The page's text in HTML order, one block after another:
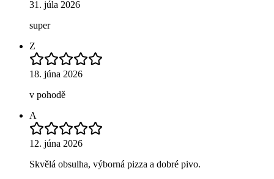
31. júla 2026
super
Z
18. júna 2026
v pohodě
A
12. júna 2026
Skvělá obsulha, výborná pizza a dobré pivo.